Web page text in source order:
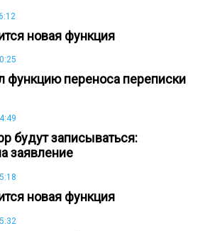
новая функция
функцию переноса переписки
будут записываться:
заявление
новая функция